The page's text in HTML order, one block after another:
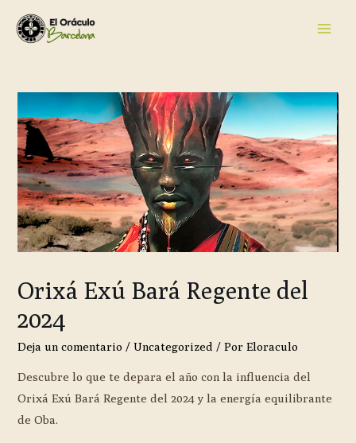
Orixá Exú Bará Regente del
2024
Deja un comentario /Uncategorized / PorEloraculo
Descubre lo que te depara el año con la influencia del
Orixá Exú Bará Regente del 2024 y la energía equilibrante
de Oba.